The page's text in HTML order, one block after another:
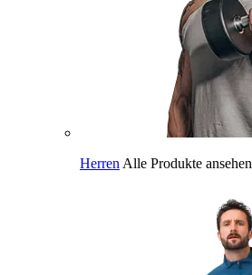
Herren Alle Produkte ansehen